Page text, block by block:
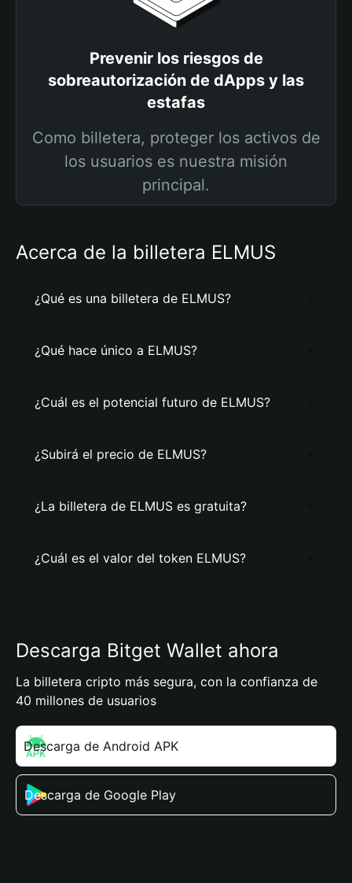
Prevenir los riesgos de
sobreautorización de dApps y las
estafas
Como billetera, proteger los activos de
los usuarios es nuestra misión
principal.
Acerca de la billetera ELMUS
¿Qué es una billetera de ELMUS?
¿Qué hace único a ELMUS?
¿Cuál es el potencial futuro de ELMUS?
¿Subirá el precio de ELMUS?
¿La billetera de ELMUS es gratuita?
¿Cuál es el valor del token ELMUS?
Descarga Bitget Wallet ahora
La billetera cripto más segura, con la confianza de
40 millones de usuarios
Descarga de Android APK
Descarga de Google Play